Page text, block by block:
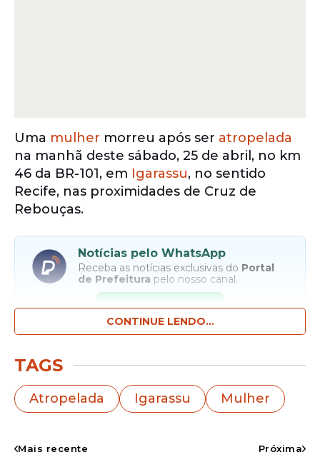
Uma mulher morreu após ser atropelada
na manhã deste sábado, 25 de abril, no km
46 da BR-101, em Igarassu, no sentido
Recife, nas proximidades de Cruz de
Rebouças.
Notícias pelo WhatsApp
Receba as notícias exclusivas do Portal
de Prefeitura pelo nosso canal.
Entrar no canal
O acidente ocorreu por volta das 9h45 e
causar lentidão no tráfego da rodovia.
CONTINUE LENDO...
TAGS
Atropelada Igarassu Mulher
Mais recente Próxima